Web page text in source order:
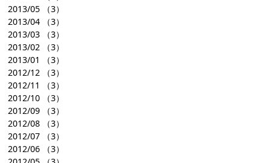
2013/05 （3）
2013/04 （3）
2013/03 （3）
2013/02 （3）
2013/01
（3）
2012/12 （3）
2012/11
（3）
2012/10 （3）
2012/09 （3）
2012/08 （3）
2012/07 （3）
2012/06 （3）